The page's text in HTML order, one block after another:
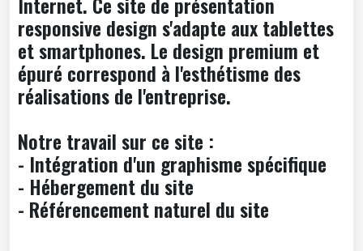
responsive design s'adapte aux tablettes
et smartphones. Le design premium et
épuré correspond à l'esthétisme des
réalisations de l'entreprise.
Notre travail sur ce site :
- Intégration d'un graphisme spécifique
- Hébergement du site
- Référencement naturel du site